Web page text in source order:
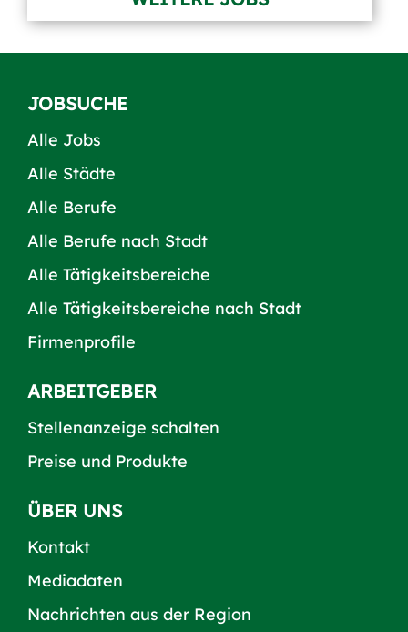
JOBSUCHE
Alle Jobs
Alle Städte
Alle Berufe
Alle Berufe nach Stadt
Alle Tätigkeitsbereiche
Alle Tätigkeitsbereiche nach Stadt
Firmenprofile
ARBEITGEBER
Stellenanzeige schalten
Preise und Produkte
ÜBER UNS
Kontakt
Mediadaten
Nachrichten aus der Region